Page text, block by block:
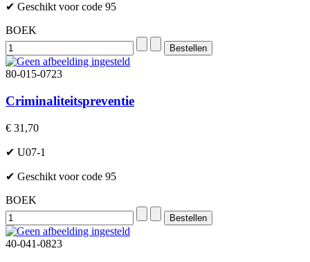
✔ Geschikt voor code 95
BOEK
80-015-0723
Criminaliteitspreventie
€ 31,70
✔ U07-1
✔ Geschikt voor code 95
BOEK
40-041-0823